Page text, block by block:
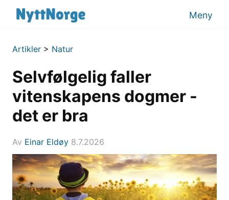
Meny
Artikler > Natur
Selvfølgelig faller
vitenskapens dogmer -
det er bra
Av Einar Eldøy 8.7.2026